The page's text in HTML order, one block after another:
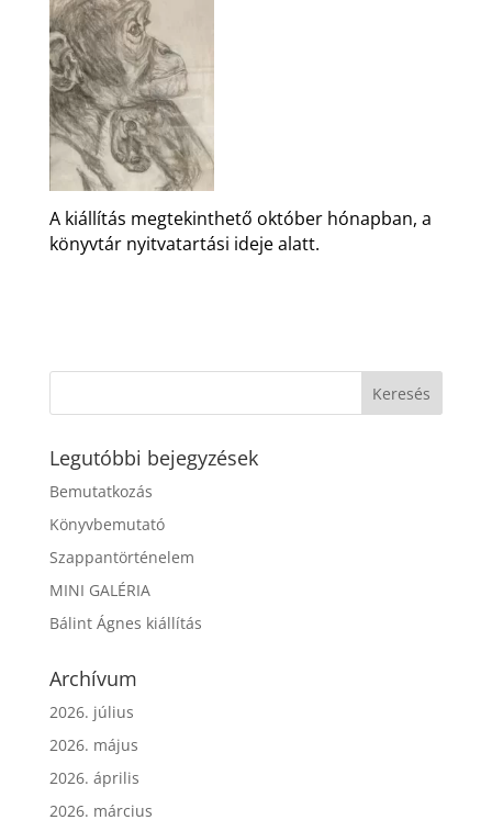
A kiállítás megtekinthető október hónapban, a
könyvtár nyitvatartási ideje alatt.
Legutóbbi bejegyzések
Bemutatkozás
Könyvbemutató
Szappantörténelem
MINI GALÉRIA
Bálint Ágnes kiállítás
Archívum
2026. július
2026. május
2026. április
2026. március